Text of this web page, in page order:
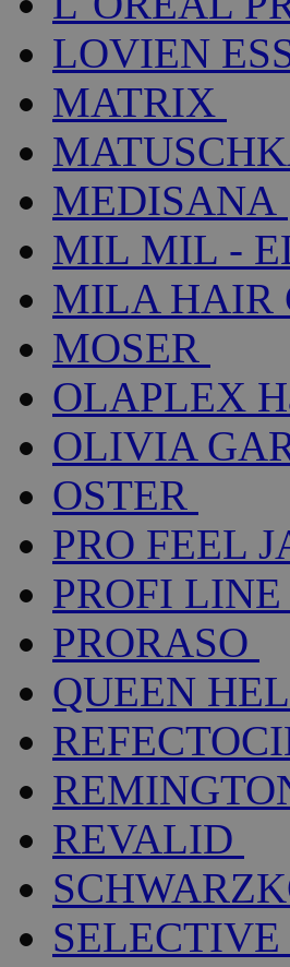
LOVIEN
MATRIX
MEDISANA
MIL MIL -
MILA HAIR
MOSER
OLAPLEX
OLIVIA
OSTER
PRO FEEL
PROFI LINE
PRORASO
QUEEN
REVALID
SELECTIVE